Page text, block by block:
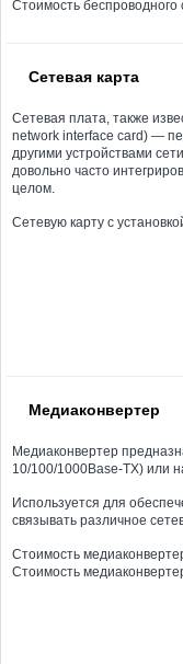
Стоимость беспроводного
Сетевая карта
Сетевая плата, также
network interface card) —
другими устройствами
довольно часто
целом.
Сетевую карту с
Медиаконвертер
Медиаконвертер
10/100/1000Base-TX) или
Используется для
связывать различное
Стоимость
Стоимость